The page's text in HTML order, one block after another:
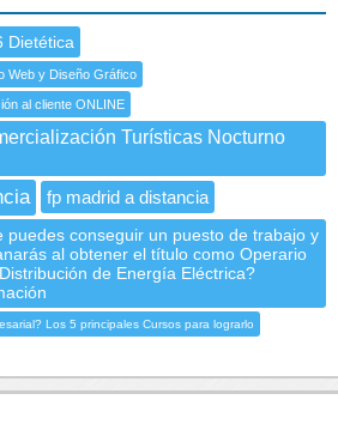
Dietética
Web y Diseño Gráfico
al cliente ONLINE
Turísticas Nocturno
fp madrid a distancia
puedes conseguir un puesto de trabajo y
al obtener el título como Operario
de Energía Eléctrica?
Los 5 principales Cursos para lograrlo